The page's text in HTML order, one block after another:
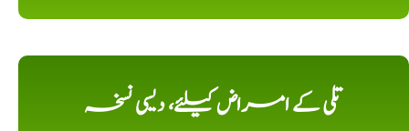
تلی کے امراض کیلئے، دیسی نسخہ